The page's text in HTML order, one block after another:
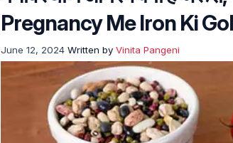
Pregnancy Me Iron Ki
June 12, 2024 Written by Vinita Pangeni